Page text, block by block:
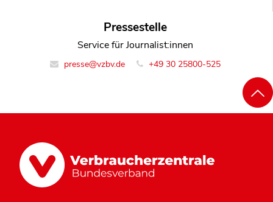
Pressestelle
Service für Journalist:innen
presse@vzbv.de +49 30 25800-525